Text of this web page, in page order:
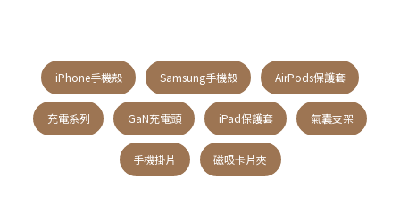
iPhone手機殼 Samsung手機殼 AirPods保護套
充電系列 GaN充電頭 iPad保護套 氣囊支架
手機掛片 磁吸卡片夾